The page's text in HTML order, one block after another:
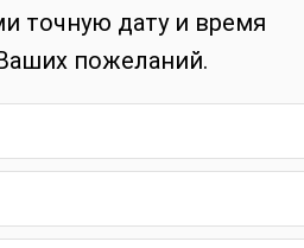
точную дату и время
пожеланий.